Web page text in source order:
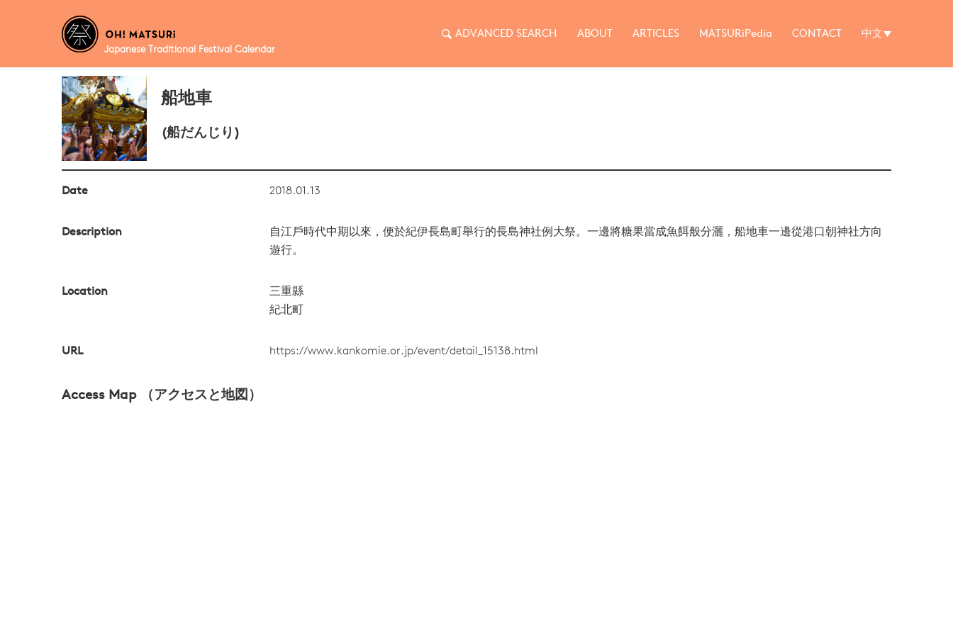
Japanese Traditional Festival Calendar
ADVANCED SEARCH ABOUT ARTICLES MATSURiPedia CONTACT 中文
船地車
(船だんじり)
Date 2018.01.13
Description
自江戶時代中期以來，便於紀伊長島町舉行的長島神社例大祭。一邊將糖果當成魚餌般分灑，船地車一邊從港口朝神社方向
遊行。
Location
三重縣
紀北町
URL https://www.kankomie.or.jp/event/detail_15138.html
Access Map （アクセスと地図）